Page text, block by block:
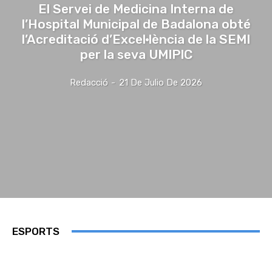
El Servei de Medicina Interna de
l’Hospital Municipal de Badalona obté
l’Acreditació d’Excel·lència de la SEMI
per la seva UMIPIC
Redacció - 21 De Julio De 2026
ESPORTS